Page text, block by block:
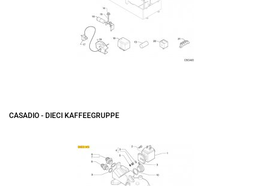
CASADIO - DIECI KAFFEEGRUPPE